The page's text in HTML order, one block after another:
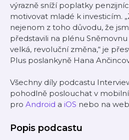
výrazně sníží poplatky
motivovat mladé k investicím.
nejenom z toho důvodu, že
představili na plénu
velká, revoluční změna,“ je
Plus poslankyně Hana
Všechny díly podcastu
pohodlně poslouchat v
pro Android a iOS nebo na
Popis podcastu